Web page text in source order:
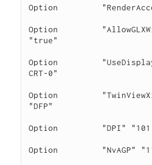
Option
Option
"true"
Option
CRT-0"
Option
"DFP"
Option         "DPI" "101
Option         "NvAGP"